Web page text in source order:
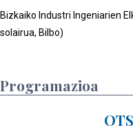
Bizkaiko Industri Ingeniarien
solairua, Bilbo)
Programazioa